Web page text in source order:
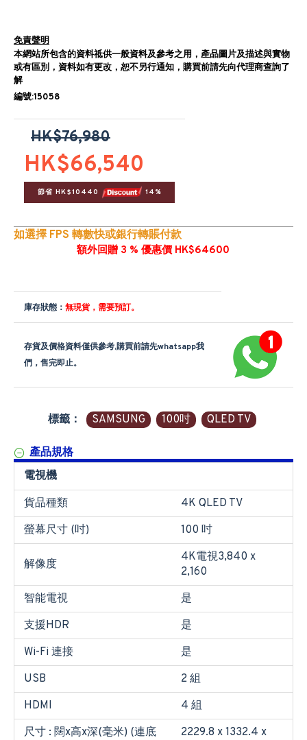
免責聲明
本網站所包含的資料祗供一般資料及參考之用，產品圖片及描述與實物
或有區別，資料如有更改，恕不另行通知，購買前請先向代理商查詢了
解
編號:15058
HK$66,540
HK$76,980
節省 HK$10440 14%
如選擇 FPS 轉數快或銀行轉賬付款
額外回贈 3 % 優惠價 HK$64600
庫存狀態： 無現貨，需要預訂。
存貨及價格資料僅供參考,購買前請先whatsapp我
們，售完即止。
標籤： SAMSUNG 100吋 QLED TV
產品規格
電視機
貨品種類
4K QLED TV
螢幕尺寸 (吋)
100 吋
解像度
4K電視3,840 x
2,160
智能電視
是
支援HDR
是
Wi-Fi 連接
是
USB
2 組
HDMI
4 組
尺寸 : 闊x高x深(毫米) (連底
2229.8 x 1332.4 x